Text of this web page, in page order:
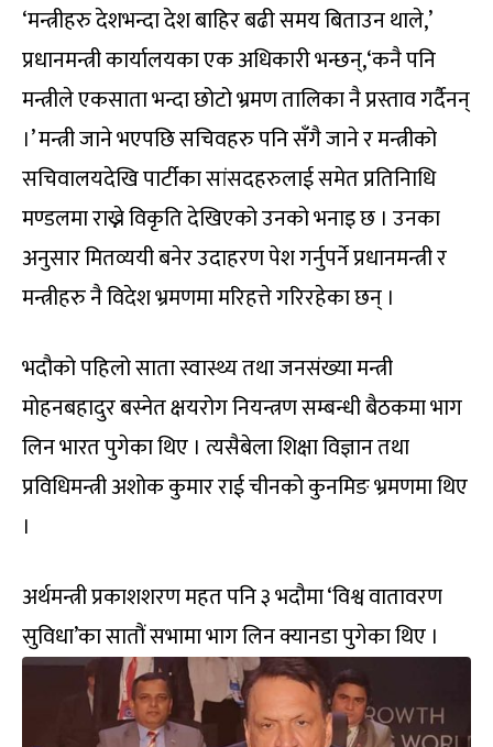
‘मन्त्रीहरु देशभन्दा देश बाहिर बढी समय बिताउन थाले,’
प्रधानमन्त्री कार्यालयका एक अधिकारी भन्छन्,‘कनै पनि
मन्त्रीले एकसाता भन्दा छोटो भ्रमण तालिका नै प्रस्ताव गर्दैनन्
।’ मन्त्री जाने भएपछि सचिवहरु पनि सँगै जाने र मन्त्रीको
सचिवालयदेखि पार्टीका सांसदहरुलाई समेत प्रतिनिाधि
मण्डलमा राख्ने विकृति देखिएको उनको भनाइ छ । उनका
अनुसार मितव्ययी बनेर उदाहरण पेश गर्नुपर्ने प्रधानमन्त्री र
मन्त्रीहरु नै विदेश भ्रमणमा मरिहत्ते गरिरहेका छन् ।
भदौको पहिलो साता स्वास्थ्य तथा जनसंख्या मन्त्री
मोहनबहादुर बस्नेत क्षयरोग नियन्त्रण सम्बन्धी बैठकमा भाग
लिन भारत पुगेका थिए । त्यसैबेला शिक्षा विज्ञान तथा
प्रविधिमन्त्री अशोक कुमार राई चीनको कुनमिङ भ्रमणमा थिए
।
अर्थमन्त्री प्रकाशशरण महत पनि ३ भदौमा ‘विश्व वातावरण
सुविधा’का सातौं सभामा भाग लिन क्यानडा पुगेका थिए ।